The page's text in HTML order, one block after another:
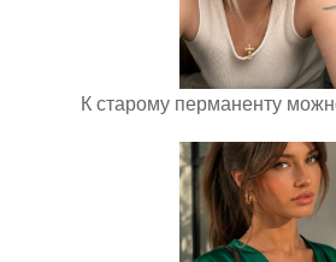
К старому перманенту